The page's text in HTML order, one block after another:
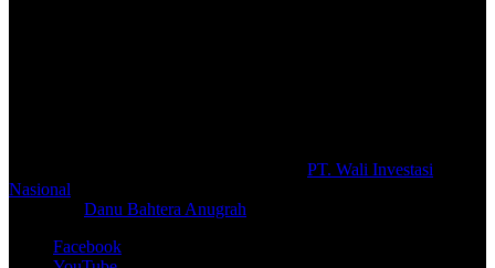
PT. Wali Investasi
Nasional
Danu Bahtera Anugrah
Facebook